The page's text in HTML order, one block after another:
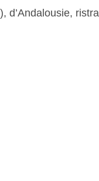
d’Andalousie, ristra